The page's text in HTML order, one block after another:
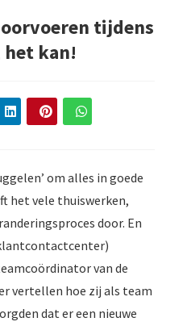
tijdens
het kan!
om alles in goede
het vele thuiswerken,
door. En
van de
vertellen hoe zij als team
dat er een nieuwe